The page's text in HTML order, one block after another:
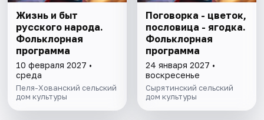
Жизнь и быт
русского народа.
Фольклорная
программа
10 февраля 2027 •
среда
Пеля-Хованский сельский
дом культуры
Поговорка - цветок,
пословица - ягодка.
Фольклорная
программа
24 января 2027 •
воскресенье
Сырятинский сельский
дом культуры